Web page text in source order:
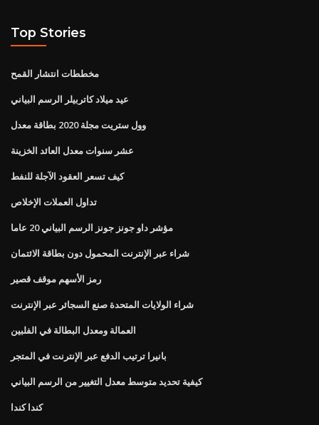
Top Stories
مخططات انتشار القمح
عيد ميلاد كاتربيلر الرسم البياني
وول ستريت مجلة 2020 بطاقة معدل
عشر سنوات معدل العائد الخزينة
كيف تسعر العقود الآجلة للنفط
تداول العملات الإخلاص
مؤشر داو جونز جونز الرسم البياني 20 عاما
شراء عبر الإنترنت المحمول دون بطاقة الائتمان
رمز الأسهم موقف قصير
شراء الولايات المتحدة صنع السجائر عبر الإنترنت
العمالة ومعدل البطالة في الفلبين
بانيرا ترتيب الدفع عبر الإنترنت في المتجر
كيفية تحديد متوسط ​​معدل التغيير من الرسم البياني
كندا كندا